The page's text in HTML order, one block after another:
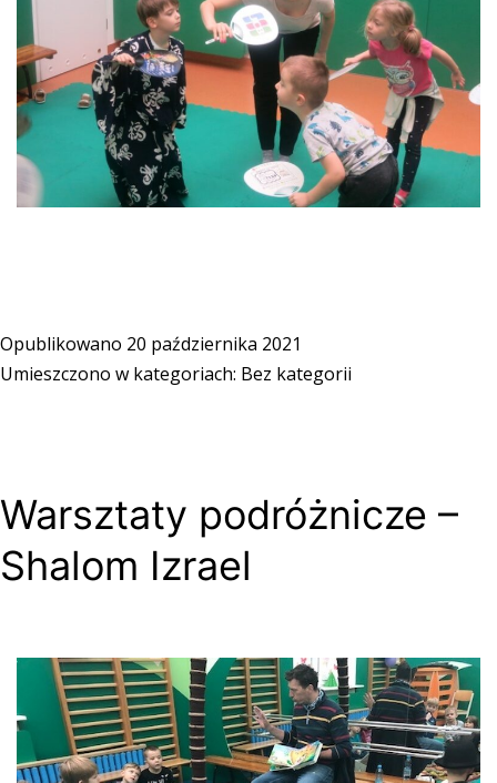
Opublikowano 20 października 2021
Umieszczono w kategoriach: Bez kategorii
Warsztaty podróżnicze –
Shalom Izrael